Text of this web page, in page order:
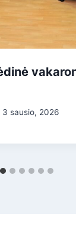
3 sausio, 2026